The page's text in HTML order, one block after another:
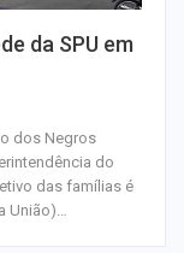
da SPU em
dos Negros
do
das famílias é
União)…